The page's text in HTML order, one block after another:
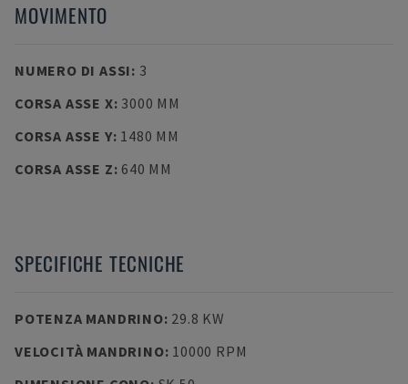
MOVIMENTO
NUMERO DI ASSI: 3
CORSA ASSE X: 3000 MM
CORSA ASSE Y: 1480 MM
CORSA ASSE Z: 640 MM
SPECIFICHE TECNICHE
POTENZA MANDRINO: 29.8 KW
VELOCITÀ MANDRINO: 10000 RPM